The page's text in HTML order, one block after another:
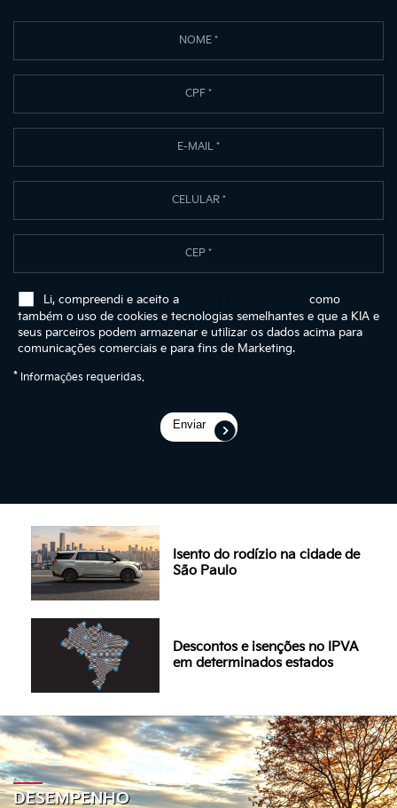
Li, compreendi e aceito a
como
também o uso de cookies e tecnologias semelhantes e que a KIA e
seus parceiros podem armazenar e utilizar os dados acima para
comunicações comerciais e para fins de Marketing.
* Informações requeridas.
Enviar
Isento do rodízio na cidade de
São Paulo
Descontos e isenções no IPVA
em determinados estados
DESEMPENHO